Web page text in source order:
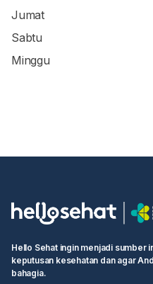
Jumat
Sabtu
Minggu
Hello Sehat ingin menjadi sumber
keputusan kesehatan dan agar
bahagia.